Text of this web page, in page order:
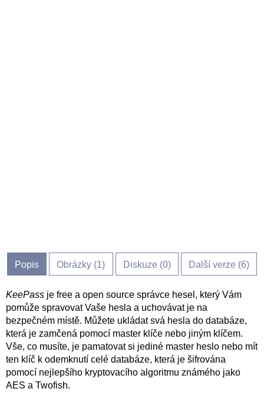
Popis Obrázky (1) Diskuze (0) Další verze (6)
KeePass je free a open source správce hesel, který Vám
pomůže spravovat Vaše hesla a uchovávat je na
bezpečném místě. Můžete ukládat svá hesla do databáze,
která je zamčená pomocí master klíče nebo jiným klíčem.
Vše, co musíte, je pamatovat si jediné master heslo nebo mít
ten klíč k odemknutí celé databáze, která je šifrována
pomocí nejlepšího kryptovacího algoritmu známého jako
AES a Twofish.